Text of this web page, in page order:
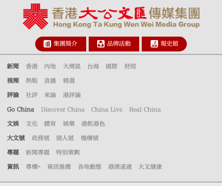
集團簡介 品牌活動 報史館
新聞 香港 內地 大灣區 台海 國際 財經
視頻 熱點 直播 精選
評論 社評 來論 港評論
Go China Discover China China Live Real China
文娛 文化 體育 娛樂 港飲港色
大文號 政務號 個人號 機構號
專題 新聞專題 特別策劃
資訊 專欄+ 資訊推薦 各地動態 港澳速遞 大文健康